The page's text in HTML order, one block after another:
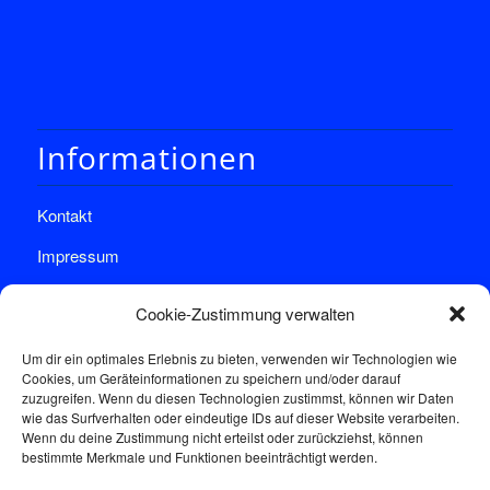
Cookie-Zustimmung verwalten
Um dir ein optimales Erlebnis zu bieten, verwenden wir Technologien wie
Cookies, um Geräteinformationen zu speichern und/oder darauf
zuzugreifen. Wenn du diesen Technologien zustimmst, können wir Daten
wie das Surfverhalten oder eindeutige IDs auf dieser Website verarbeiten.
Wenn du deine Zustimmung nicht erteilst oder zurückziehst, können
bestimmte Merkmale und Funktionen beeinträchtigt werden.
Informationen
Kontakt
Impressum
Sprechstunde